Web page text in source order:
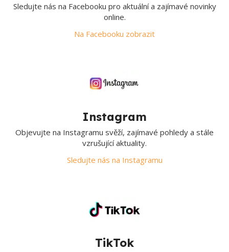
Sledujte nás na Facebooku pro aktuální a zajímavé novinky
online.
Na Facebooku zobrazit
Instagram
Objevujte na Instagramu svěží, zajímavé pohledy a stále
vzrušující aktuality.
Sledujte nás na Instagramu
TikTok